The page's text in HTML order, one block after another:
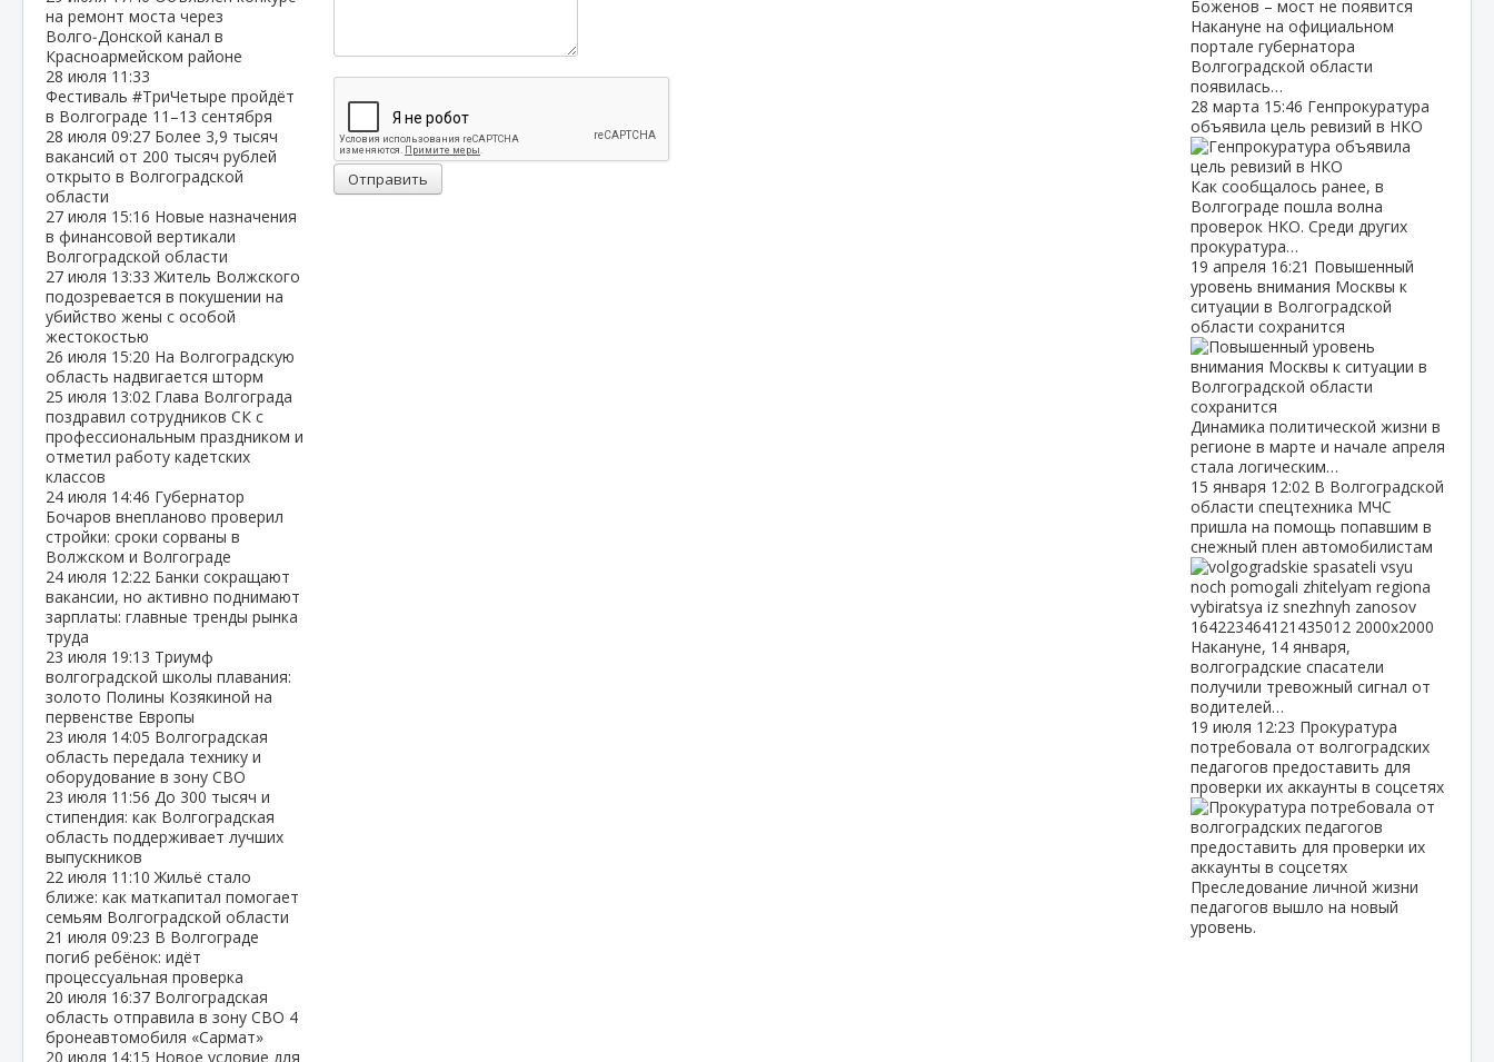
на ремонт моста через
Волго‑Донской канал в
Красноармейском районе
28 июля 11:33
Фестиваль #ТриЧетыре пройдёт
в Волгограде 11–13 сентября
28 июля 09:27 Более 3,9 тысяч
вакансий от 200 тысяч рублей
открыто в Волгоградской
области
27 июля 15:16 Новые назначения
в финансовой вертикали
Волгоградской области
27 июля 13:33Житель Волжского
подозревается в покушении на
убийство жены с особой
жестокостью
26 июля 15:20 На Волгоградскую
область надвигается шторм
25 июля 13:02 Глава Волгограда
поздравил сотрудников СК с
профессиональным праздником и
отметил работу кадетских
классов
24 июля 14:46 Губернатор
Бочаров внепланово проверил
стройки: сроки сорваны в
Волжском и Волгограде
24 июля 12:22 Банки сокращают
вакансии, но активно поднимают
зарплаты: главные тренды рынка
труда
23 июля 19:13 Триумф
волгоградской школы плавания:
золото Полины Козякиной на
первенстве Европы
23 июля 14:05 Волгоградская
область передала технику и
оборудование в зону СВО
23 июля 11:56 До 300 тысяч и
стипендия: как Волгоградская
область поддерживает лучших
выпускников
22 июля 11:10Жильё стало
ближе: как маткапитал помогает
семьям Волгоградской области
21 июля 09:23 В Волгограде
погиб ребёнок: идёт
процессуальная проверка
20 июля 16:37 Волгоградская
область отправила в зону СВО 4
бронеавтомобиля «Сармат»
20 июля 14:15 Новое условие для
Отправить
Накануне на официальном
портале губернатора
Волгоградской области
появилась…
28 марта 15:46 Генпрокуратура
объявила цель ревизий в НКО
Как сообщалось ранее, в
Волгограде пошла волна
проверок НКО. Среди других
прокуратура…
19 апреля 16:21 Повышенный
уровень внимания Москвы к
ситуации в Волгоградской
области сохранится
Динамика политической жизни в
регионе в марте и начале апреля
стала логическим…
15 января 12:02 В Волгоградской
области спецтехника МЧС
пришла на помощь попавшим в
снежный плен автомобилистам
Накануне, 14 января,
волгоградские спасатели
получили тревожный сигнал от
водителей…
19 июля 12:23 Прокуратура
потребовала от волгоградских
педагогов предоставить для
проверки их аккаунты в соцсетях
Преследование личной жизни
педагогов вышло на новый
уровень.